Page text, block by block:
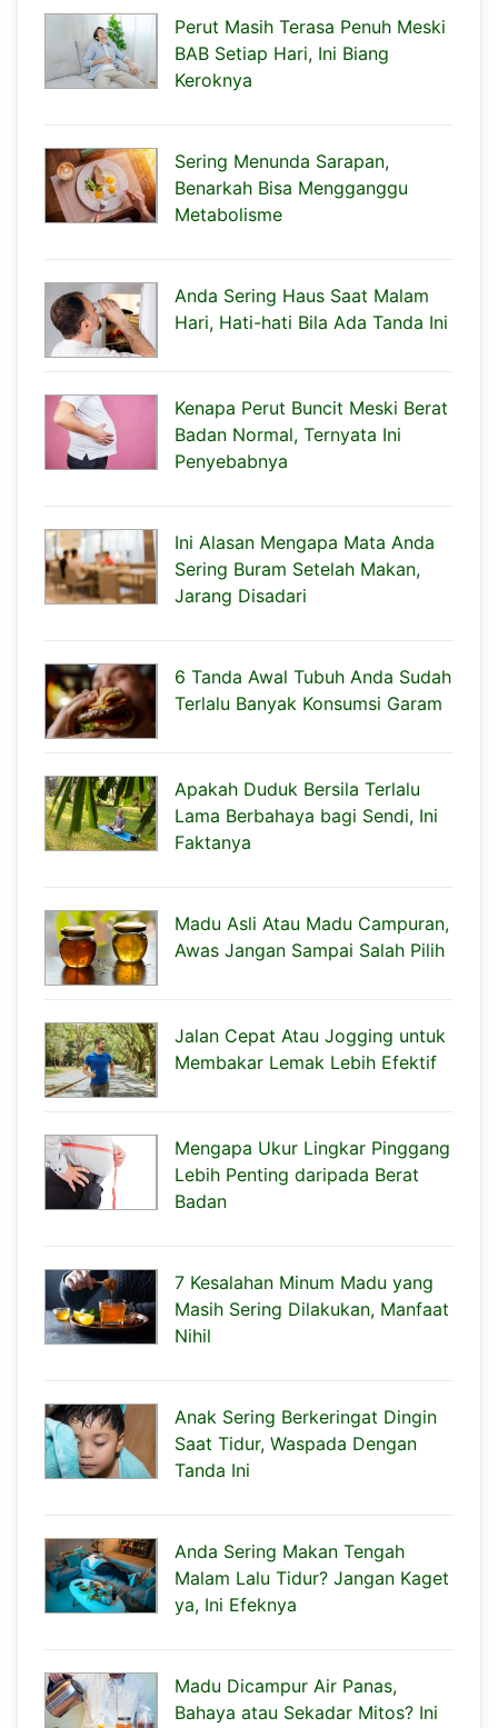
Perut Masih Terasa Penuh Meski
BAB Setiap Hari, Ini Biang
Keroknya
Sering Menunda Sarapan,
Benarkah Bisa Mengganggu
Metabolisme
Anda Sering Haus Saat Malam
Hari, Hati-hati Bila Ada Tanda Ini
Kenapa Perut Buncit Meski Berat
Badan Normal, Ternyata Ini
Penyebabnya
Ini Alasan Mengapa Mata Anda
Sering Buram Setelah Makan,
Jarang Disadari
6 Tanda Awal Tubuh Anda Sudah
Terlalu Banyak Konsumsi Garam
Apakah Duduk Bersila Terlalu
Lama Berbahaya bagi Sendi, Ini
Faktanya
Madu Asli Atau Madu Campuran,
Awas Jangan Sampai Salah Pilih
Jalan Cepat Atau Jogging untuk
Membakar Lemak Lebih Efektif
Mengapa Ukur Lingkar Pinggang
Lebih Penting daripada Berat
Badan
7 Kesalahan Minum Madu yang
Masih Sering Dilakukan, Manfaat
Nihil
Anak Sering Berkeringat Dingin
Saat Tidur, Waspada Dengan
Tanda Ini
Anda Sering Makan Tengah
Malam Lalu Tidur? Jangan Kaget
ya, Ini Efeknya
Madu Dicampur Air Panas,
Bahaya atau Sekadar Mitos? Ini